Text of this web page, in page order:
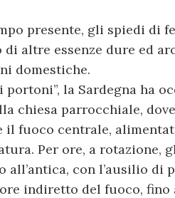
presente, gli spiedi di
altre essenze dure ed
domestiche.
la Sardegna ha
chiesa parrocchiale,
il fuoco centrale,
Per ore, a rotazione,
all’antica, con l’ausilio di
indiretto del fuoco,